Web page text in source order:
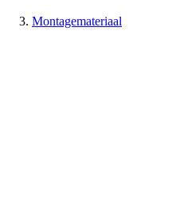
Montagemateriaal